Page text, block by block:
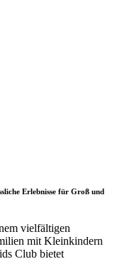
Erlebnisse für Groß und
vielfältigen
mit Kleinkindern
Club bietet